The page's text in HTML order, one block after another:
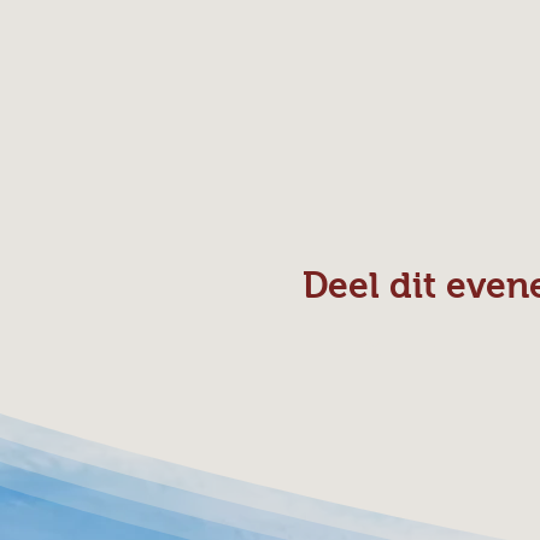
Deel dit